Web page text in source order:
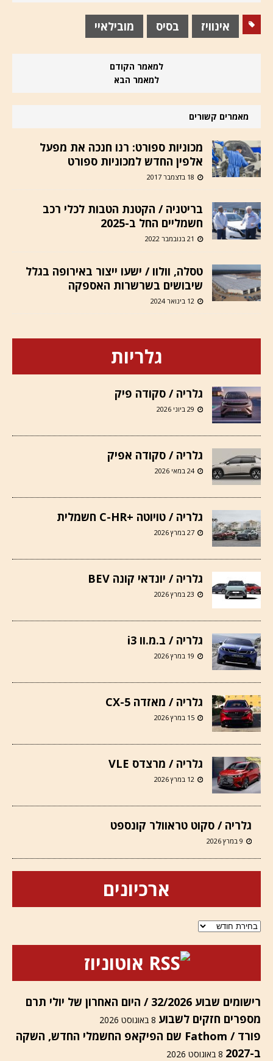
אינוויז בסיס מובילאיי
למאמר הקודם
למאמר הבא
מאמרים קשורים
מכוניות ספורט: רנו חנכה את מפעל
אלפין החדש למכוניות ספורט
18 בדצמבר 2017
בריטניה / הקטנת הטבות לכלי רכב
חשמליים החל ב-2025
21 בנובמבר 2022
טסלה, וולוו / ישעו ייצור באירופה בגלל
שיבושים בשרשרות האספקה
12 בינואר 2024
גלריות
גלריה / סקודה פיק
29 ביוני 2026
גלריה / סקודה אפיק
24 במאי 2026
גלריה / טויוטה +C-HR חשמלית
27 במרץ 2026
גלריה / יונדאי קונה BEV
23 במרץ 2026
גלריה / ב.מ.וו i3
19 במרץ 2026
גלריה / מאזדה CX-5
15 במרץ 2026
גלריה / מרצדס VLE
12 במרץ 2026
גלריה / סקוט טראוולר קונספט
9 במרץ 2026
ארכיונים
ארכיונים
אוטוניוז
רישומים שבוע 32/2026 / היום האחרון של יולי תרם
מספרים חזקים לשבוע 8 באוגוסט 2026
פורד / Fathom שם הפיקאפ החשמלי החדש, השקה
ב-2027
8 באוגוסט 2026